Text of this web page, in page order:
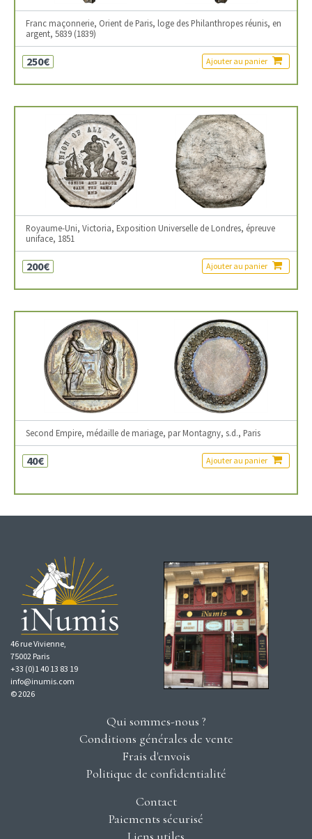
Franc maçonnerie, Orient de Paris, loge des Philanthropes réunis, en
argent, 5839 (1839)
250€ Ajouter au panier
Royaume-Uni, Victoria, Exposition Universelle de Londres, épreuve
uniface, 1851
200€ Ajouter au panier
Second Empire, médaille de mariage, par Montagny, s.d., Paris
40€ Ajouter au panier
46 rue Vivienne,
75002 Paris
+33 (0)1 40 13 83 19
info@inumis.com
© 2026
Qui sommes-nous ?
Conditions générales de vente
Frais d'envois
Politique de confidentialité
Contact
Paiements sécurisé